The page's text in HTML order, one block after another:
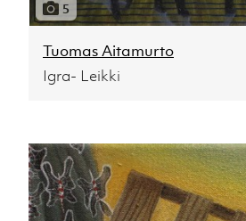
5
Tuomas Aitamurto
Igra- Leikki